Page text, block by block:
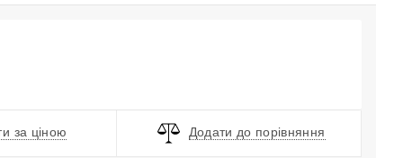
за ціною Додати до порівняння